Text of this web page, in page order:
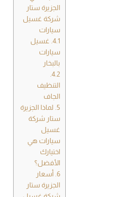
الجزيرة ستار
شركة غسيل
سيارات
4.1. غسيل
سيارات
بالبخار
4.2.
التنظيف
الجاف
5. لماذا الجزيرة
ستار شركة
غسيل
سيارات هي
اختيارك
الأفضل؟
6. أسعار
الجزيرة ستار